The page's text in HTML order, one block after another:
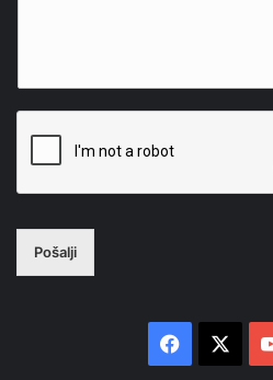
Pošalji
Facebook